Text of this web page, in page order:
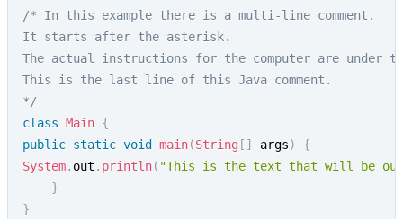
/* In this example there is a multi-line comment.
It starts after the asterisk.
The actual instructions for the computer are under
This is the last line of this Java comment.
*/
class Main {
public static void main(String [ ] args)
{
System. out . println( "This is the text that will be
}
}